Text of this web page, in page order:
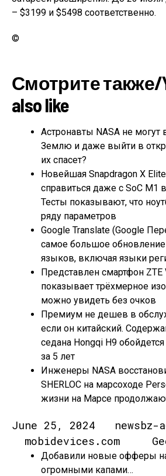
– $3199 и $5498 соответственно.
©
Смотрите также/
also like
Астронавты NASA не могут
Землю и даже выйти в
их спасет?
Новейшая Snapdragon X
справиться даже с SoC M1
Тесты показывают, что
ряду параметров
Google Translate (Google
самое большое
языков, включая языки
Представлен смартфон ZTE
показывает трёхмерное
можно увидеть без очков
Премиум не дешев в
если он китайский.
седана Hongqi H9
за 5 лет
Инженеры NASA
SHERLOC на марсоходе
жизни на Марсе
June 25, 2024 newsbz-
mobidevices.com
Добавили новые офферы
огромными капами…